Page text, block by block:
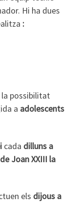
Hi ha dues
:
la possibilitat
a adolescents
cada dilluns a
Joan XXIII la
els dijous a